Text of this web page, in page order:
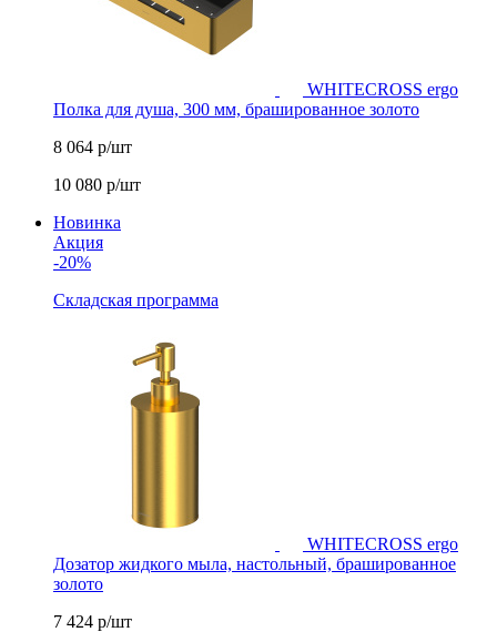
WHITECROSS ergo
Полка для душа, 300 мм, брашированное золото
8 064 р/шт
10 080 р/шт
Новинка
Акция
-20%
Складская программа
WHITECROSS ergo
Дозатор жидкого мыла, настольный, брашированное
золото
7 424 р/шт